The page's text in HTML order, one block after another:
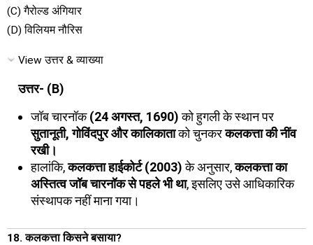
(C) गैरोल्ड अंगियार
(D) विलियम नौरिस
View उत्तर & व्याख्या
उत्तर- (B)
जॉब चारनॉक(24 अगस्त, 1690)को हुगली के स्थान पर
सुतानूती, गोविंदपुर और कालिकाताको चुनकरकलकत्ता की नींव
रखी।
हालांकि,कलकत्ता हाईकोर्ट (2003)के अनुसार,कलकत्ता का
अस्तित्व जॉब चारनॉक से पहले भी था, इसलिए उसे आधिकारिक
संस्थापक नहीं माना गया।
18. कलकत्ता किसने बसाया?